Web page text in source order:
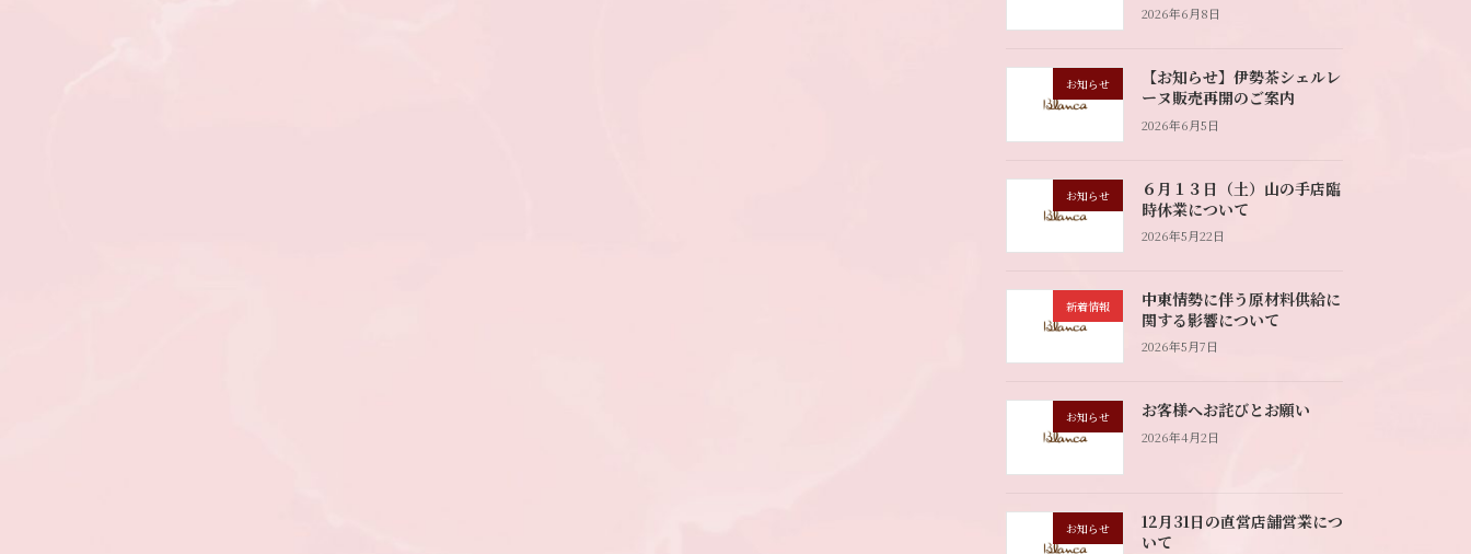
2026年6月8日
お知らせ
【お知らせ】伊勢茶シェルレ
ーヌ販売再開のご案内
2026年6月5日
お知らせ
６月１３日（土）山の手店臨
時休業について
2026年5月22日
新着情報
中東情勢に伴う原材料供給に
関する影響について
2026年5月7日
お知らせ お客様へお詫びとお願い
2026年4月2日
お知らせ
12月31日の直営店舗営業につ
いて